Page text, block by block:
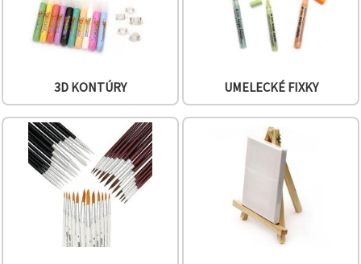
stránky,
zlepšili váš
používateľský
zážitok a s
analyzovali
zobrazovali
relevantnejší
obsah a
reklamu, aj
s pomocou
3D KONTÚRY UMELECKÉ FIXKY